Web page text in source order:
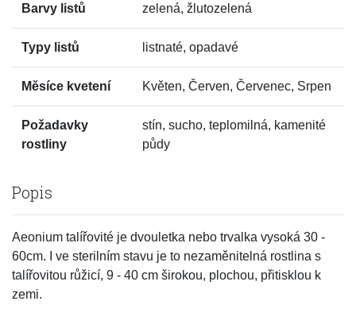
Barvy listů zelená, žlutozelená
Typy listů listnaté, opadavé
Měsíce kvetení Květen, Červen, Červenec, Srpen
Požadavky
rostliny
stín, sucho, teplomilná, kamenité
půdy
Popis
Aeonium talířovité je dvouletka nebo trvalka vysoká 30 -
60cm. I ve sterilním stavu je to nezaměnitelná rostlina s
talířovitou růžicí, 9 - 40 cm širokou, plochou, přitisklou k
zemi.